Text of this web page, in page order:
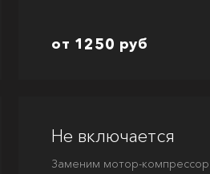
от 1250 руб
Не включается
Заменим мотор-компрессор